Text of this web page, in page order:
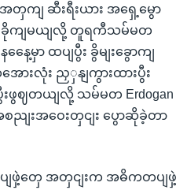
အတှကျ ဆီးရီးယား အရှေ့မွော
ခိုကျမယျလို့ တူရကီသမ်မတ
နေေ့မှာ ထပျပွီး ခွိမျးခွောကျ
ေားလုံး ညှှနျကွားထားပွီး
းဖွဈတယျလို့ သမ်မတ Erdogan
ျးအဝေးတှငျး ပွောဆိုခဲ့တာ
ျဖှဲ့တှေ အတှငျးက အဓိကတပျဖှဲ့